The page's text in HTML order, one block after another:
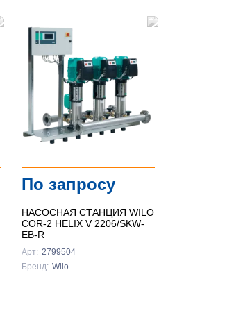
По запросу
НАСОСНАЯ СТАНЦИЯ WILO
COR-2 HELIX V 2206/SKW-
EB-R
Арт: 2799504
Бренд: Wilo